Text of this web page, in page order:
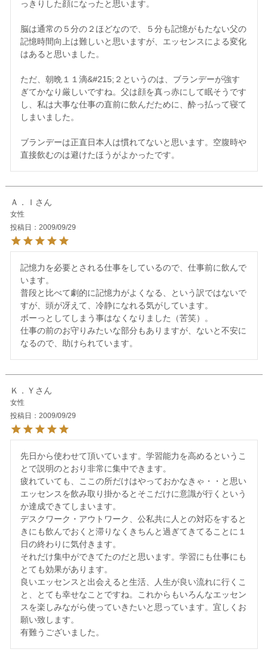
っきりした顔になったと思います。
脳は通常の５分の２ほどなので、５分も記憶がもたない父の
記憶時間向上は難しいと思いますが、エッセンスによる変化
はあると思いました。
ただ、朝晩１１滴&#215;２というのは、ブランデーが強す
ぎてかなり厳しいですね。父は顔を真っ赤にして眠そうです
し、私は大事な仕事の直前に飲んだために、酔っ払って寝て
しまいました。
ブランデーは正直日本人は慣れてないと思います。空腹時や
Ａ．Ｉ
女性
投稿日
2009/09/29
記憶力を必要とされる仕事をしているので、仕事前に飲んで
います。
普段と比べて劇的に記憶力がよくなる、という訳ではないで
すが、頭が冴えて、冷静になれる気がしています。
ボーっとしてしまう事はなくなりました（苦笑）。
仕事の前のお守りみたいな部分もありますが、ないと不安に
Ｋ．Ｙ
女性
投稿日
2009/09/29
先日から使わせて頂いています。学習能力を高めるというこ
とで説明のとおり非常に集中できます。
疲れていても、ここの所だけはやっておかなきゃ・・と思い
エッセンスを飲み取り掛かるとそこだけに意識が行くという
か達成できてしまいます。
デスクワーク・アウトワーク、公私共に人との対応をすると
きにも飲んでおくと滞りなくきちんと過ぎてきてることに１
日の終わりに気付きます。
それだけ集中ができてたのだと思います。学習にも仕事にも
とても効果があります。
良いエッセンスと出会えると生活、人生が良い流れに行くこ
と、とても幸せなことですね。これからもいろんなエッセン
スを楽しみながら使っていきたいと思っています。宜しくお
願い致します。